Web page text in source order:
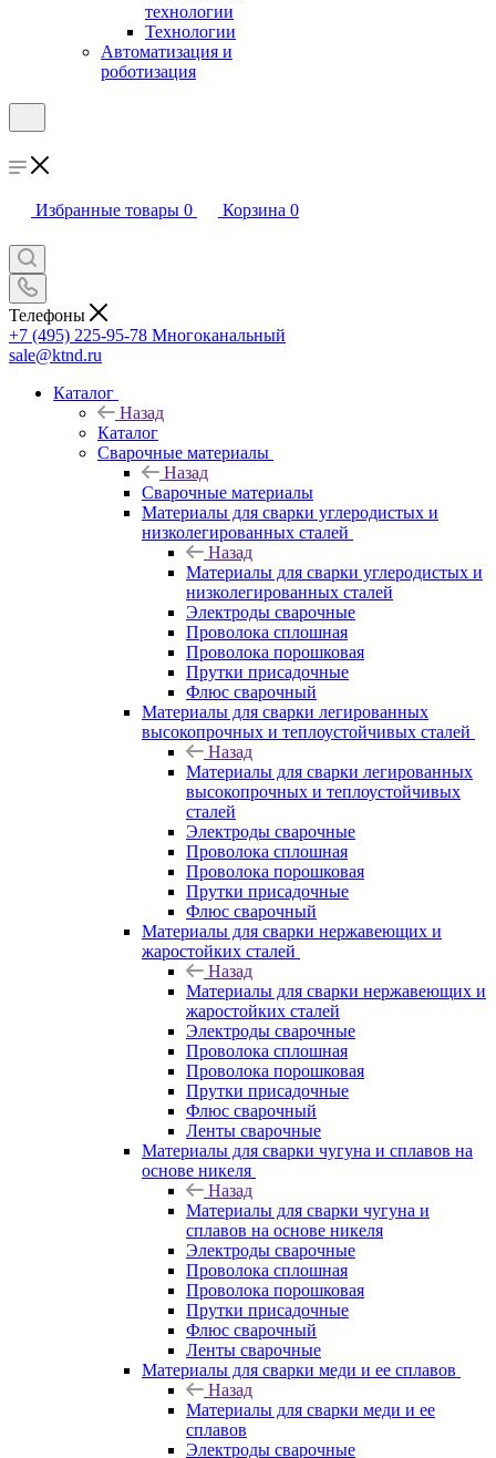
технологии
Технологии
Автоматизация и
роботизация
Избранные товары 0 Корзина 0
Телефоны
+7 (495) 225-95-78 Многоканальный
sale@ktnd.ru
Каталог
Назад
Каталог
Сварочные материалы
Назад
Сварочные материалы
Материалы для сварки углеродистых и
низколегированных сталей
Назад
Материалы для сварки углеродистых и
низколегированных сталей
Электроды сварочные
Проволока сплошная
Проволока порошковая
Прутки присадочные
Флюс сварочный
Материалы для сварки легированных
высокопрочных и теплоустойчивых сталей
Назад
Материалы для сварки легированных
высокопрочных и теплоустойчивых
сталей
Электроды сварочные
Проволока сплошная
Проволока порошковая
Прутки присадочные
Флюс сварочный
Материалы для сварки нержавеющих и
жаростойких сталей
Назад
Материалы для сварки нержавеющих и
жаростойких сталей
Электроды сварочные
Проволока сплошная
Проволока порошковая
Прутки присадочные
Флюс сварочный
Ленты сварочные
Материалы для сварки чугуна и сплавов на
основе никеля
Назад
Материалы для сварки чугуна и
сплавов на основе никеля
Электроды сварочные
Проволока сплошная
Проволока порошковая
Прутки присадочные
Флюс сварочный
Ленты сварочные
Материалы для сварки меди и ее сплавов
Назад
Материалы для сварки меди и ее
сплавов
Электроды сварочные